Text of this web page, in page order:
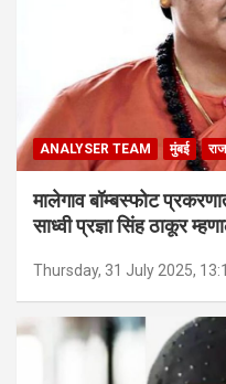
ANALYSER TEAM मुंबई
मालेगाव बॉम्बस्फोट
साध्वी प्रज्ञा सिंह ठाकूर
Thursday, 31 July 2025,